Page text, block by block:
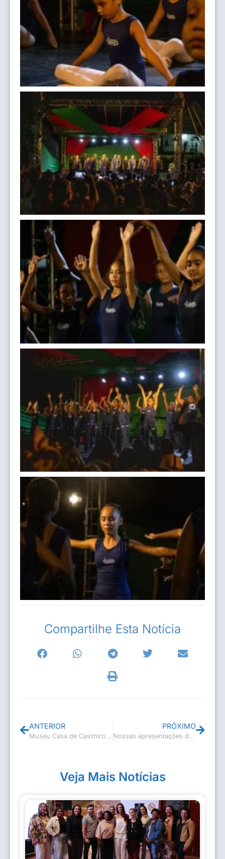
Compartilhe Esta Notícia
ANTERIOR
Museu Casa de Casimiro recebe visitantes com deficiência visual
PRÓXIMO
Nossas apresentações de encerramento do período letivo são um sucesso
Veja Mais Notícias